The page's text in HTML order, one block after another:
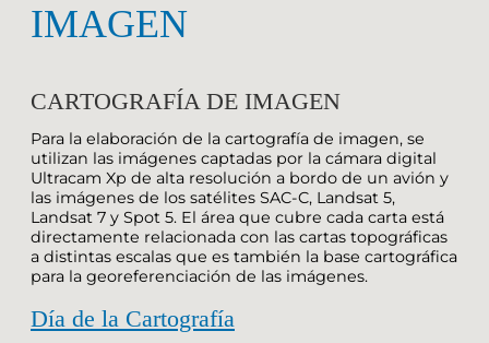
IMAGEN
CARTOGRAFÍA DE IMAGEN
Para la elaboración de la cartografía de imagen, se
utilizan las imágenes captadas por la cámara digital
Ultracam Xp de alta resolución a bordo de un avión y
las imágenes de los satélites SAC-C, Landsat 5,
Landsat 7 y Spot 5. El área que cubre cada carta está
directamente relacionada con las cartas topográficas
a distintas escalas que es también la base cartográfica
para la georeferenciación de las imágenes.
Día de la Cartografía